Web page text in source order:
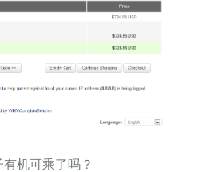
机可乘了吗？